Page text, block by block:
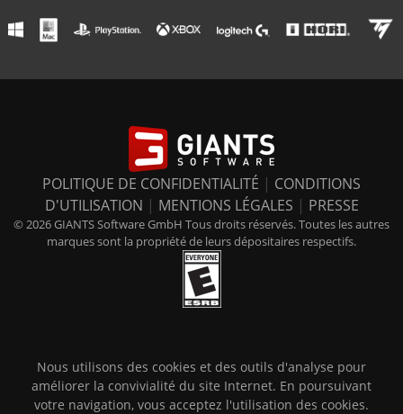
POLITIQUE DE CONFIDENTIALITÉ | CONDITIONS
D'UTILISATION | MENTIONS LÉGALES | PRESSE
© 2026 GIANTS Software GmbH Tous droits réservés. Toutes les autres
marques sont la propriété de leurs dépositaires respectifs.
Nous utilisons des cookies et des outils d'analyse pour
améliorer la convivialité du site Internet. En poursuivant
votre navigation, vous acceptez l'utilisation des cookies.